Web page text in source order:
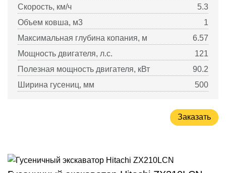
Скорость, км/ч
5.3
Объем ковша, м3
1
Максимальная глубина копания, м
6.57
Мощность двигателя, л.с.
121
Полезная мощность двигателя, кВт
90.2
Ширина гусениц, мм
500
Заказать